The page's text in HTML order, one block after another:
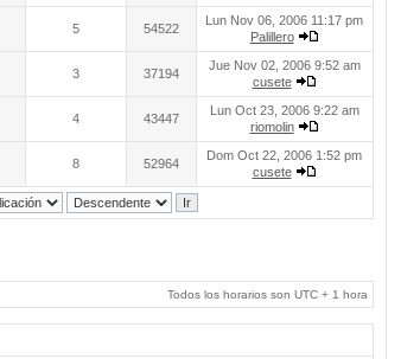
5 54522
Lun Nov 06, 2006 11:17 pm
Palillero
3 37194
Jue Nov 02, 2006 9:52 am
cusete
4 43447
Lun Oct 23, 2006 9:22 am
riomolin
8 52964
Dom Oct 22, 2006 1:52 pm
cusete
Todos los horarios son UTC + 1 hora